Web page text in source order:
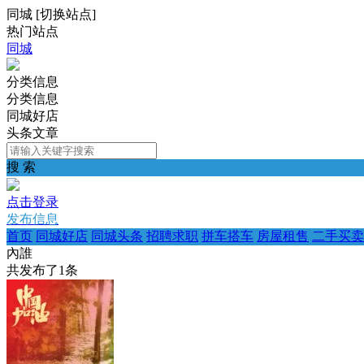
同城 [切换站点]
热门站点
同城
分类信息
分类信息
同城好店
头条文章
搜 索
点击登录
发布信息
首页 同城好店 同城头条 招聘求职 拼车搭车 房屋租售 二手买卖
內誰
共发布了1条